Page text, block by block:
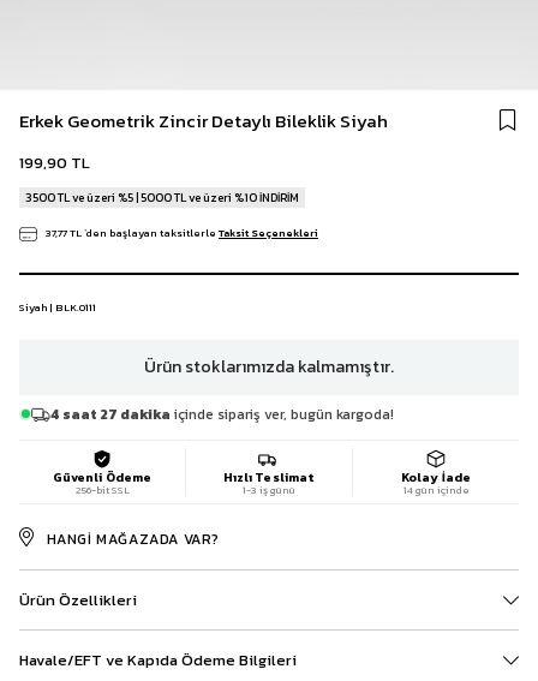
Erkek Geometrik Zincir Detaylı Bileklik Siyah
199,90 TL
3500 TL ve üzeri %5 | 5000 TL ve üzeri %10 İNDİRİM
37,77 TL`den başlayan taksitlerle Taksit Seçenekleri
Siyah | BLK.0111
Ürün stoklarımızda kalmamıştır.
4 saat 27 dakika içinde sipariş ver, bugün kargoda!
Güvenli Ödeme
256-bit SSL
Hızlı Teslimat
1-3 iş günü
Kolay İade
14 gün içinde
HANGI MAĞAZADA VAR?
Ürün Özellikleri
Havale/EFT ve Kapıda Ödeme Bilgileri